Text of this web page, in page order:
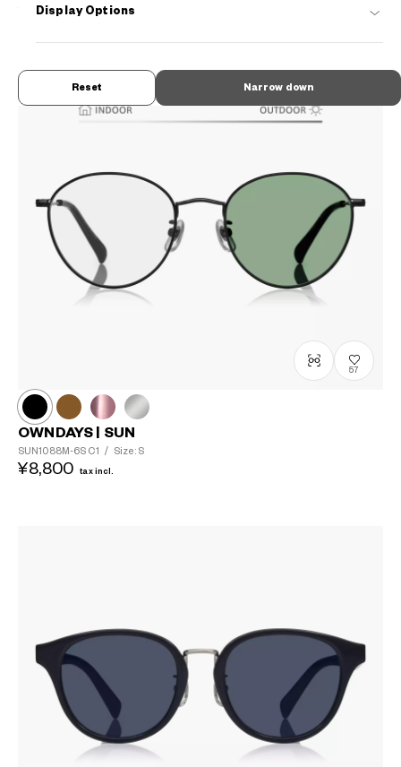
Display Options
Narrow down
Reset
¥8,800 tax incl.
57
OWNDAYS | SUN
SUN1088M-6S C1 / Size: S
¥8,800 tax incl.